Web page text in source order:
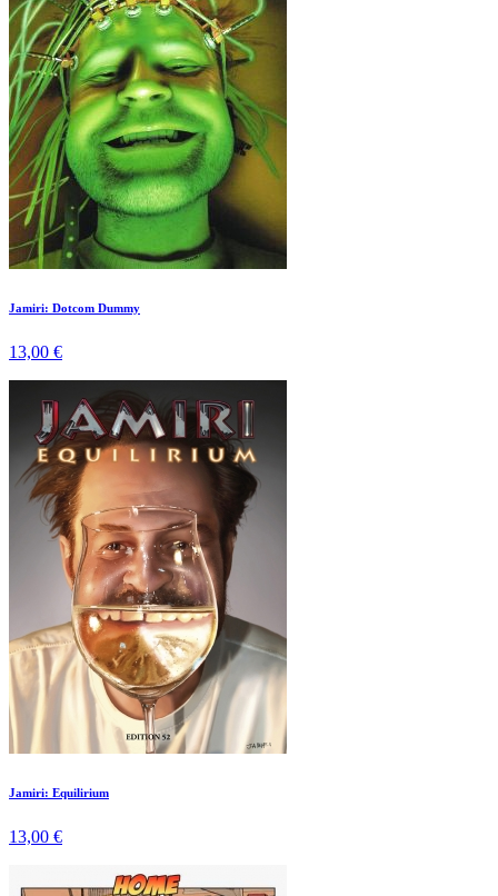
Jamiri: Dotcom Dummy
13,00 €
Jamiri: Equilirium
13,00 €